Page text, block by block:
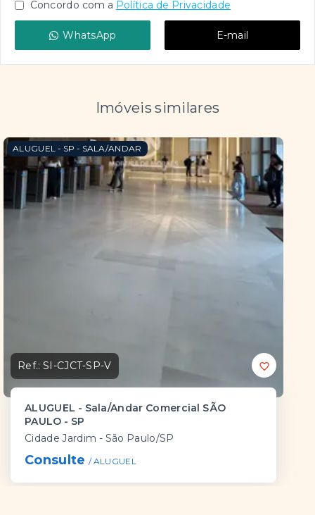
Concordo com a Política de Privacidade
WhatsApp E-mail
Imóveis similares
ALUGUEL - SP - SALA/ANDAR
Ref.:SI-CJCT-SP-V
ALUGUEL - Sala/Andar Comercial SÃO
PAULO - SP
Cidade Jardim - São Paulo/SP
Consulte / ALUGUEL